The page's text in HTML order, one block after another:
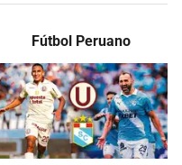
Fútbol Peruano